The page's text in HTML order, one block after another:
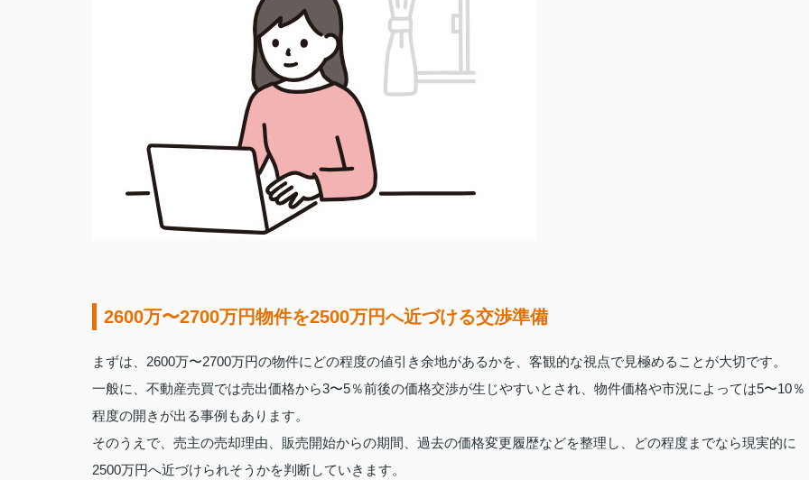
2600万〜2700万円物件を2500万円へ近づける交渉準備
まずは、2600万〜2700万円の物件にどの程度の値引き余地があるかを、客観的な視点で見極めることが大切です。
一般に、不動産売買では売出価格から3〜5％前後の価格交渉が生じやすいとされ、物件価格や市況によっては5〜10％
程度の開きが出る事例もあります。
そのうえで、売主の売却理由、販売開始からの期間、過去の価格変更履歴などを整理し、どの程度までなら現実的に
2500万円へ近づけられそうかを判断していきます。